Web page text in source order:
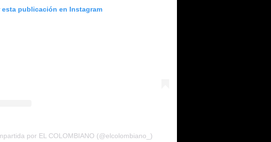
esta publicación en Instagram
por EL COLOMBIANO (@elcolombiano_)